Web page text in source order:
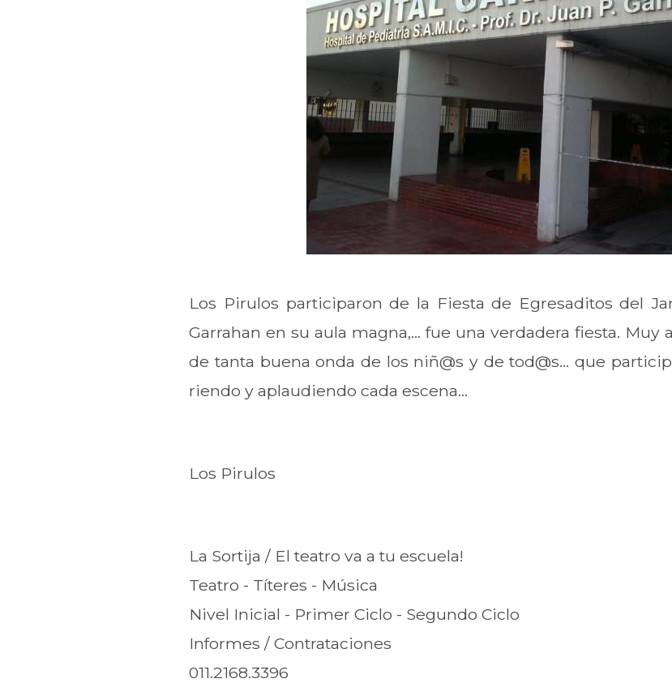
Los Pirulos participaron de la Fiesta de Egresaditos del
Garrahan en su aula magna,... fue una verdadera fiesta.
de tanta buena onda de los niñ@s y de tod@s... que
riendo y aplaudiendo cada escena...
Los Pirulos
La Sortija / El teatro va a tu escuela!
Teatro - Títeres - Música
Nivel Inicial - Primer Ciclo - Segundo Ciclo
Informes / Contrataciones
011.2168.3396